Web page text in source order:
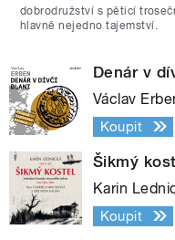
dobrodružství s pěticí
hlavně nejedno tajemství.
Denár v
Václav
Koupit
Šikmý
Karin
Koupit